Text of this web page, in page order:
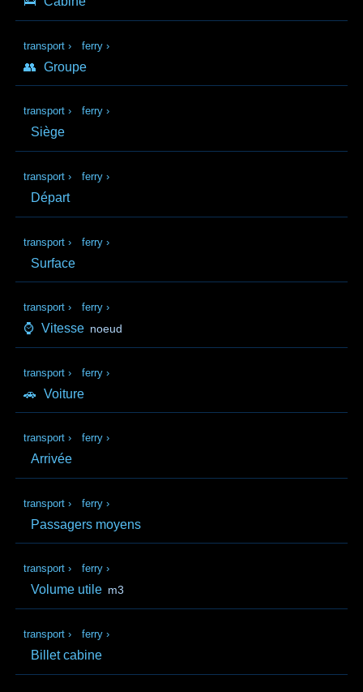
transport › ferry ›
👥 Groupe
transport › ferry ›
Siège
transport › ferry ›
Départ
transport › ferry ›
Surface
transport › ferry ›
⌚ Vitesse noeud
transport › ferry ›
🚗 Voiture
transport › ferry ›
Arrivée
transport › ferry ›
Passagers moyens
transport › ferry ›
Volume utile m3
transport › ferry ›
Billet cabine